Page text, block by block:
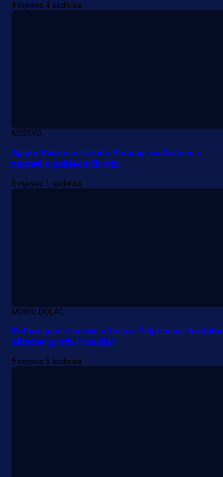
reprezentativca!
4 mjesec 4 sedmica
KOŠEVO
Sjajno Sarajevo razbilo Posušje na Koševu i
nastavilo pobjednički niz!
5 mjesec 1 sedmica
MOKRI DOLAC
Potencijalni skandal u finišu: Željezničar
oštećen protiv Posušja?
5 mjesec 3 sedmica